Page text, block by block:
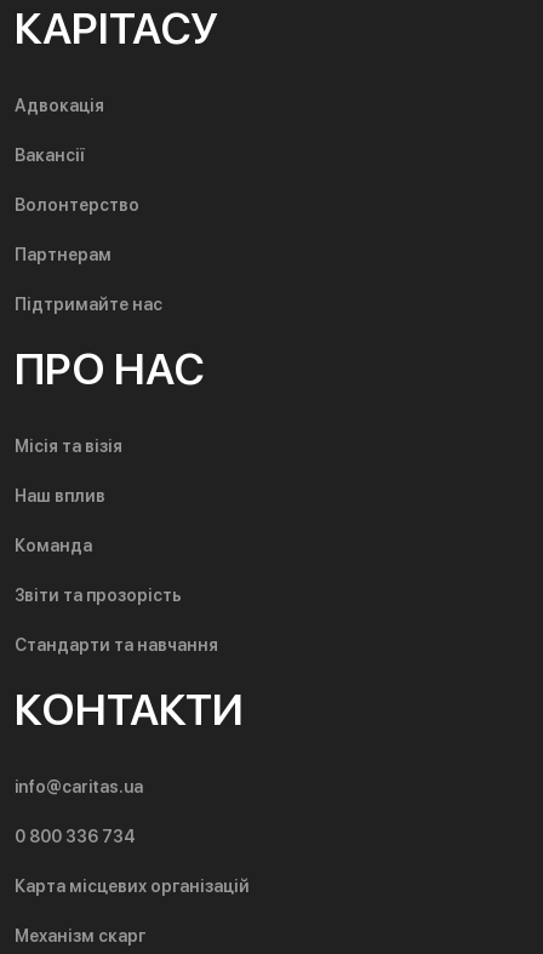
КАРІТАСУ
Адвокація
Вакансії
Волонтерство
Партнерам
Підтримайте нас
ПРО НАС
Місія та візія
Наш вплив
Команда
Звіти та прозорість
Стандарти та навчання
КОНТАКТИ
info@caritas.ua
0 800 336 734
Карта місцевих організацій
Механізм скарг